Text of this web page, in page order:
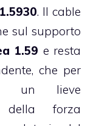
. Il cable
sul supporto
1.59 e resta
che per
un lieve
della forza